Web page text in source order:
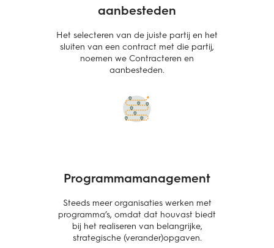
aanbesteden
Het selecteren van de juiste partij en het
sluiten van een contract met die partij,
noemen we Contracteren en
aanbesteden.
Programmamanagement
Steeds meer organisaties werken met
programma’s, omdat dat houvast biedt
bij het realiseren van belangrijke,
strategische (verander)opgaven.